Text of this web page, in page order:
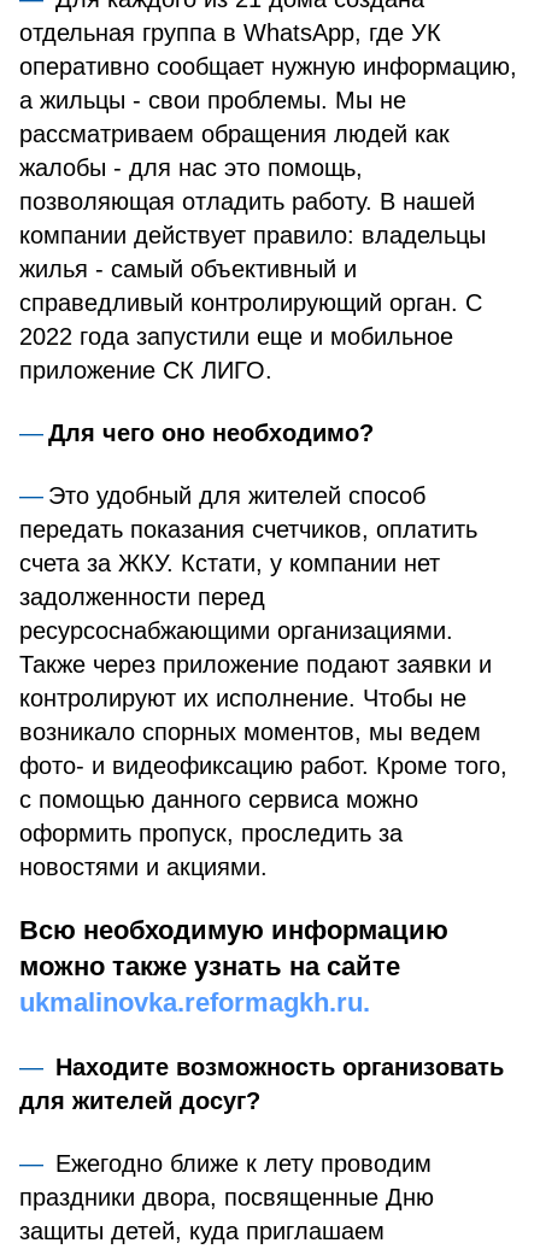
отдельная группа в WhatsApp, где УК
оперативно сообщает нужную информацию,
а жильцы - свои проблемы. Мы не
рассматриваем обращения людей как
жалобы - для нас это помощь,
позволяющая отладить работу. В нашей
компании действует правило: владельцы
жилья - самый объективный и
справедливый контролирующий орган. С
2022 года запустили еще и мобильное
приложение СК ЛИГО.
Для чего оно необходимо?
Это удобный для жителей способ
передать показания счетчиков, оплатить
счета за ЖКУ. Кстати, у компании нет
задолженности перед
ресурсоснабжающими организациями.
Также через приложение подают заявки и
контролируют их исполнение. Чтобы не
возникало спорных моментов, мы ведем
фото- и видеофиксацию работ. Кроме того,
с помощью данного сервиса можно
оформить пропуск, проследить за
новостями и акциями.
Всю необходимую информацию
можно также узнать на сайте
ukmalinovka.reformagkh.ru.
Находите возможность организовать
для жителей досуг?
Ежегодно ближе к лету проводим
праздники двора, посвященные Дню
защиты детей, куда приглашаем